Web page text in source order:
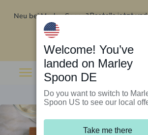
Neu bei Marley Spoon?Bestelle jetzt und
Rabatt auf deine ersten fünf
Welcome! You’ve
landed on Marley
Spoon DE
Do you want to switch to
Spoon US to see our local
Take me there